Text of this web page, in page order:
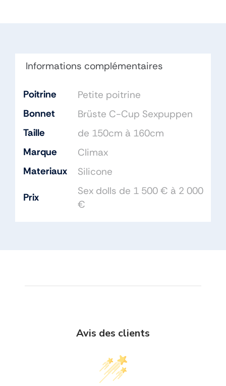
Informations complémentaires
Poitrine
Petite poitrine
Bonnet
Brüste C-Cup Sexpuppen
Taille
de 150cm à 160cm
Marque
Climax
Materiaux
Silicone
Prix
Sex dolls de 1 500 € à 2 000
€
Avis des clients